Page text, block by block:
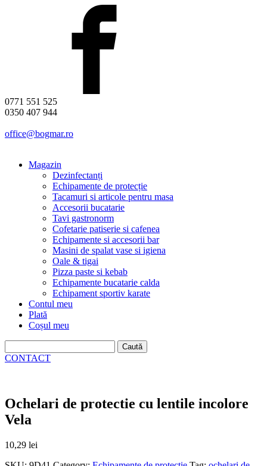
0771 551 525
0350 407 944
office@bogmar.ro
Magazin
Dezinfectanți
Echipamente de protecție
Tacamuri si articole pentru masa
Accesorii bucatarie
Tavi gastronorm
Cofetarie patiserie si cafenea
Echipamente si accesorii bar
Masini de spalat vase si igiena
Oale & tigai
Pizza paste si kebab
Echipamente bucatarie calda
Echipament sportiv karate
Contul meu
Plată
Coșul meu
după:
CONTACT
Ochelari de protectie cu lentile incolore
Vela
10,29 lei